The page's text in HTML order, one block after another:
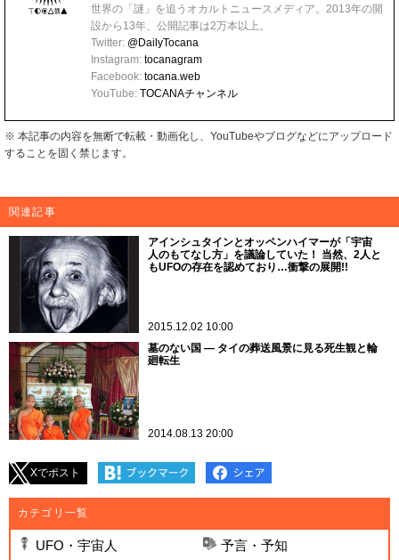
世界の「謎」を追うオカルトニュースメディア。2013年の開
設から13年、公開記事は2万本以上。
Twitter: @DailyTocana
Instagram: tocanagram
Facebook: tocana.web
YouTube: TOCANAチャンネル
※ 本記事の内容を無断で転載・動画化し、YouTubeやブログなどにアップロード
することを固く禁じます。
関連記事
アインシュタインとオッペンハイマーが「宇宙
人のもてなし方」を議論していた！ 当然、2人と
もUFOの存在を認めており…衝撃の展開!!
2015.12.02 10:00
墓のない国 ― タイの葬送風景に見る死生観と輪
廻転生
2014.08.13 20:00
Xでポスト
カテゴリ一覧
UFO・宇宙人
予言・予知